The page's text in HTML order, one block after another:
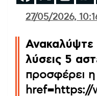
27/05/2026,
Ανακαλύψτε
λύσεις 5
προσφέρει
href=https://